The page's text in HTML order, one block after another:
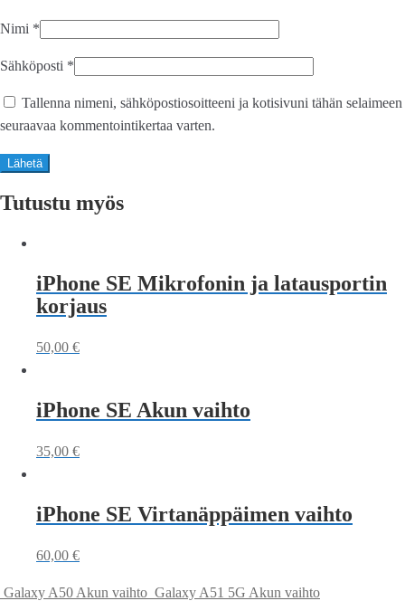
Nimi *
Sähköposti *
Tallenna nimeni, sähköpostiosoitteeni ja kotisivuni tähän selaimeen
seuraavaa kommentointikertaa varten.
Tutustu myös
iPhone SE Mikrofonin ja latausportin
korjaus
50,00 €
iPhone SE Akun vaihto
35,00 €
iPhone SE Virtanäppäimen vaihto
60,00 €
Galaxy A50 Akun vaihto Galaxy A51 5G Akun vaihto